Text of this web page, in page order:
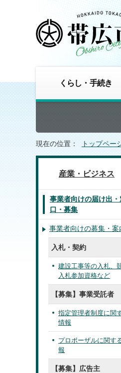
くらし・手続き
現在の位置： トップペー
産業・ビジネス
事業者向けの届け出・
口・募集
事業者向けの募集・案
入札・契約
建設工事等の入札、
入札参加資格など
【募集】事業受託者
指定管理者制度に関
情報
プロポーザルに関す
報
【募集】広告主